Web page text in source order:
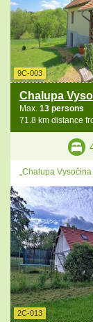
9C-003
Chalupa
Max. 13 persons
71.8 km distance
„Chalupa
2C-013